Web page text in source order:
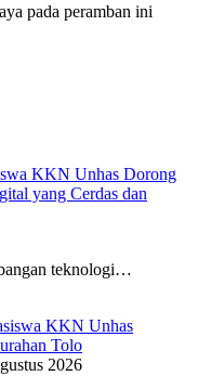
pada peramban ini
KKN Unhas Dorong
yang Cerdas dan
teknologi…
KKN Unhas
Tolo
2026